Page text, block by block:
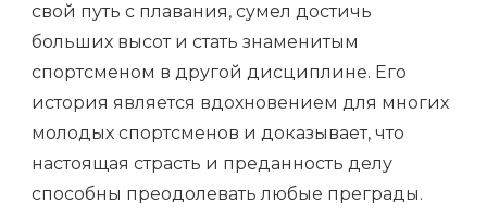
свой путь с плавания, сумел достичь
больших высот и стать знаменитым
спортсменом в другой дисциплине. Его
история является вдохновением для многих
молодых спортсменов и доказывает, что
настоящая страсть и преданность делу
способны преодолевать любые преграды.